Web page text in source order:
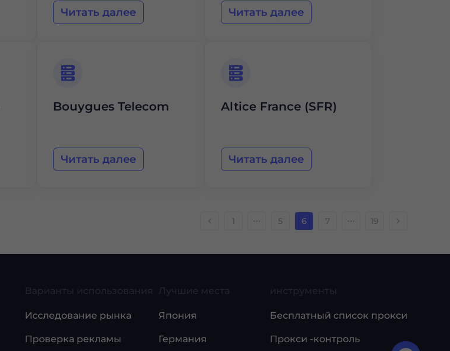
Читать далее Читать далее
Bouygues Telecom
Читать далее
Altice France (SFR)
Читать далее
1 5 6 7 19
Варианты использования
Исследование рынка
Проверка рекламы
Лучшие места
Япония
Германия
инструменты
Бесплатный список прокси
Прокси -контроль